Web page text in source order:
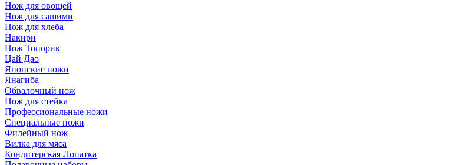
Нож для овощей
Нож для сашими
Нож для хлеба
Накири
Нож Топорик
Цай Дао
Японские ножи
Янагиба
Обвалочный нож
Нож для стейка
Профессиональные ножи
Специальные ножи
Филейный нож
Вилка для мяса
Кондитерская Лопатка